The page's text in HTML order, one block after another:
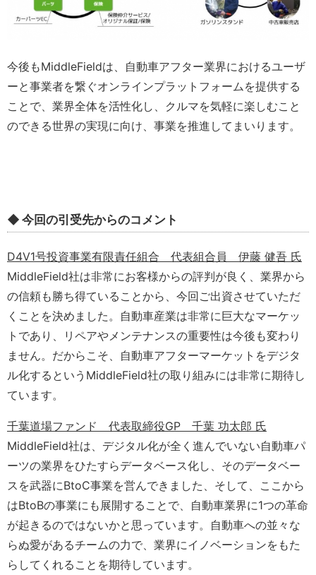
今後もMiddleFieldは、自動車アフター業界におけるユーザ
ーと事業者を繋ぐオンラインプラットフォームを提供する
ことで、業界全体を活性化し、クルマを気軽に楽しむこと
のできる世界の実現に向け、事業を推進してまいります。
◆ 今回の引受先からのコメント
D4V1号投資事業有限責任組合 代表組合員 伊藤 健吾 氏
MiddleField社は非常にお客様からの評判が良く、業界から
の信頼も勝ち得ていることから、今回ご出資させていただ
くことを決めました。自動車産業は非常に巨大なマーケッ
トであり、リペアやメンテナンスの重要性は今後も変わり
ません。だからこそ、自動車アフターマーケットをデジタ
ル化するというMiddleField社の取り組みには非常に期待し
ています。
千葉道場ファンド 代表取締役GP 千葉 功太郎 氏
MiddleField社は、デジタル化が全く進んでいない自動車パ
ーツの業界をひたすらデータベース化し、そのデータベー
スを武器にBtoC事業を営んできました、そして、ここから
はBtoBの事業にも展開することで、自動車業界に1つの革命
が起きるのではないかと思っています。自動車への並々な
らぬ愛があるチームの力で、業界にイノベーションをもた
らしてくれることを期待しています。